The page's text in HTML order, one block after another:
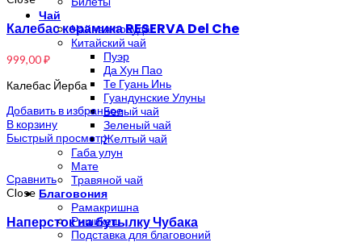
Чай
Чайная посуда
Китайский чай
Пуэр
Да Хун Пао
Те Гуань Инь
Гуандунские Улуны
Белый чай
Зеленый чай
Желтый чай
Габа улун
Мате
Травяной чай
Благовония
Рамакришна
Ришикеш
Подставка для благовоний
Калебас керамика RESERVA Del Che
999,00₽
Калебас Йерба
Добавить в избранное
В корзину
Быстрый просмотр
Сравнить
Close
Наперсток на бутылку Чубака